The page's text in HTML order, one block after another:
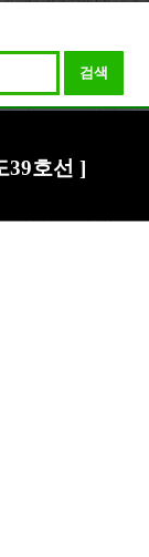
검색
39호선 ]